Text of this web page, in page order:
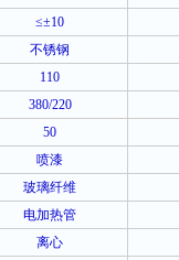
≤±10
不锈钢
110
380/220
50
喷漆
玻璃纤维
电加热管
离心